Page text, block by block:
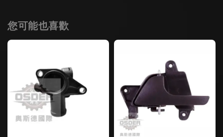
您可能也喜歡